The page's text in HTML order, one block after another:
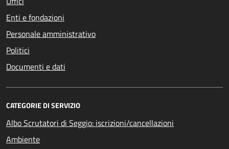
Enti e fondazioni
Personale amministrativo
Politici
Documenti e dati
CATEGORIE DI SERVIZIO
Albo Scrutatori di Seggio: iscrizioni/cancellazioni
Ambiente